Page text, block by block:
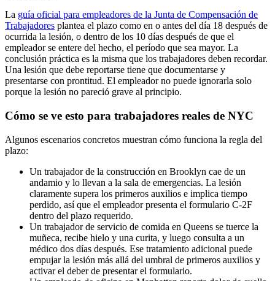
La guía oficial para empleadores de la Junta de Compensación de
Trabajadores plantea el plazo como en o antes del día 18 después de
ocurrida la lesión, o dentro de los 10 días después de que el
empleador se entere del hecho, el período que sea mayor. La
conclusión práctica es la misma que los trabajadores deben recordar.
Una lesión que debe reportarse tiene que documentarse y
presentarse con prontitud. El empleador no puede ignorarla solo
porque la lesión no pareció grave al principio.
Cómo se ve esto para trabajadores reales de NYC
Algunos escenarios concretos muestran cómo funciona la regla del
plazo:
Un trabajador de la construcción en Brooklyn cae de un
andamio y lo llevan a la sala de emergencias. La lesión
claramente supera los primeros auxilios e implica tiempo
perdido, así que el empleador presenta el formulario C-2F
dentro del plazo requerido.
Un trabajador de servicio de comida en Queens se tuerce la
muñeca, recibe hielo y una curita, y luego consulta a un
médico dos días después. Ese tratamiento adicional puede
empujar la lesión más allá del umbral de primeros auxilios y
activar el deber de presentar el formulario.